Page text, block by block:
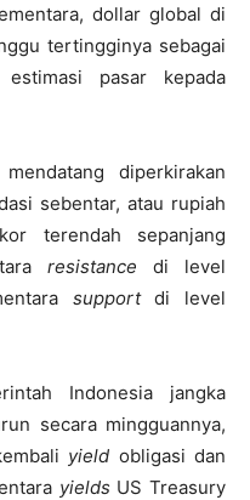
dollar global di
tertingginya sebagai
pasar kepada
diperkirakan
sebentar, atau rupiah
terendah sepanjang
resistance di level
supportdi level
Indonesia jangka
secara mingguannya,
yield obligasi dan
yields US Treasury